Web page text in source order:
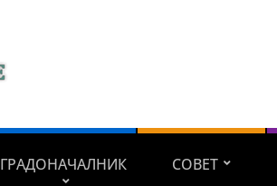
ГРАДОНАЧАЛНИК СОВЕТ